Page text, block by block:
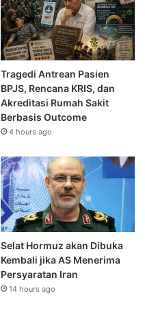
Tragedi Antrean Pasien
BPJS, Rencana KRIS, dan
Akreditasi Rumah Sakit
Berbasis Outcome
4 hours ago
Selat Hormuz akan Dibuka
Kembali jika AS Menerima
Persyaratan Iran
14 hours ago